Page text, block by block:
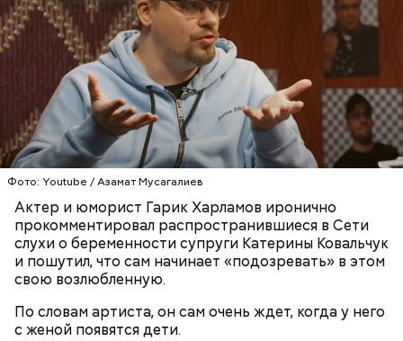
Фото: Youtube / Азамат Мусагалиев
Актер и юморист Гарик Харламов иронично
прокомментировал распространившиеся в Сети
слухи о беременности супруги Катерины Ковальчук
и пошутил, что сам начинает «подозревать» в этом
свою возлюбленную.
По словам артиста, он сам очень ждет, когда у него
с женой появятся дети.
Ингредиенты:
Терапевт Кондрахин назвал
продукты и напитки, которые
выводят токсины из организма
Ранние плоды, по словам врача, лучше не есть:
Чистит сосуды и защищает от
рака: чем полезен кресс-салат